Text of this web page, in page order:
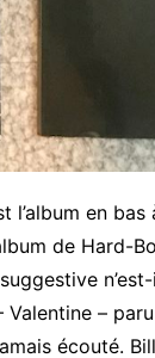
l’album en
de Hard-
–
écouté.